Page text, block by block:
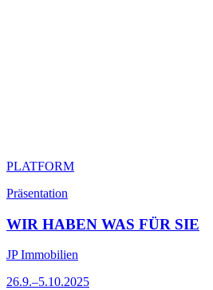
PLATFORM
Präsentation
WIR HABEN WAS FÜR SIE
JP Immobilien
26.9.–5.10.2025